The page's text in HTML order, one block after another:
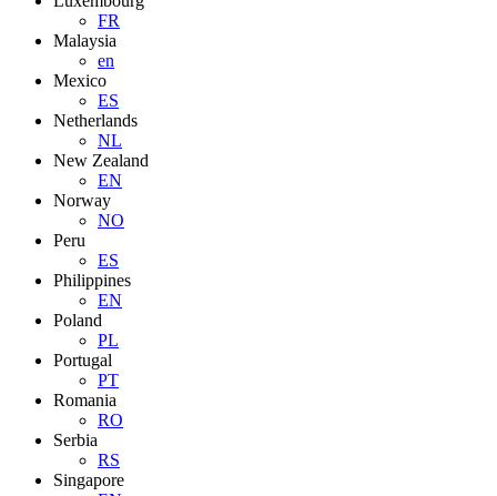
FR
Malaysia
en
Mexico
ES
Netherlands
NL
New Zealand
EN
Norway
NO
Peru
ES
Philippines
EN
Poland
PL
Portugal
PT
Romania
RO
Serbia
RS
Singapore